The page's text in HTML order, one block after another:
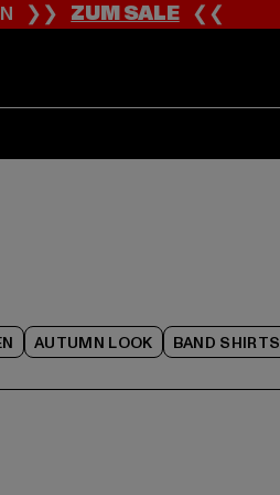
❯❯ZUM SALE❮❮
AUTUMN LOOK BAND SHIRTS